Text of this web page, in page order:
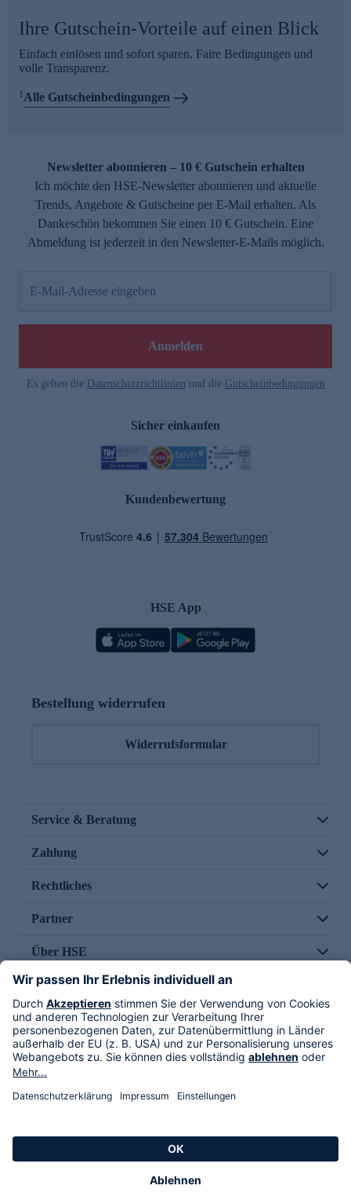
Ihre Gutschein-Vorteile auf einen Blick
Einfach einlösen und sofort sparen. Faire Bedingungen und
volle Transparenz.
1Alle Gutscheinbedingungen
Newsletter abonnieren – 10 € Gutschein erhalten
Ich möchte den HSE-Newsletter abonnieren und aktuelle
Trends, Angebote & Gutscheine per E-Mail erhalten. Als
Dankeschön bekommen Sie einen 10 € Gutschein. Eine
Abmeldung ist jederzeit in den Newsletter-E-Mails möglich.
E-Mail-Adresse eingeben
Anmelden
Es gelten die Datenschutzrichtlinien und die Gutscheinbedingungen
Sicher einkaufen
Kundenbewertung
HSE App
Bestellung widerrufen
Widerrufsformular
Service & Beratung
Zahlung
Rechtliches
Partner
Über HSE
Im TV
HSE International